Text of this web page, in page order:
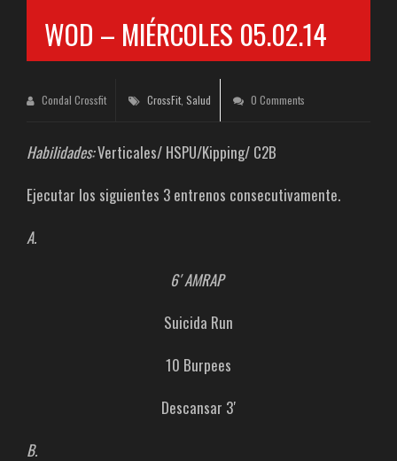
WOD – MIÉRCOLES 05.02.14
Condal Crossfit CrossFit Salud 0 Comments
Habilidades:Verticales/ HSPU/Kipping/ C2B
Ejecutar los siguientes 3 entrenos consecutivamente.
A.
6′ AMRAP
Suicida Run
10 Burpees
Descansar 3′
B.